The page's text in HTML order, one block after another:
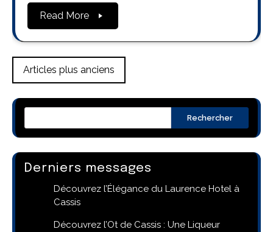
Read More
Navigation
des
articles
Articles plus anciens
Rechercher
Derniers messages
Découvrez l’Élégance du Laurence Hotel à
Cassis
Découvrez l’Ot de Cassis : Une Liqueur